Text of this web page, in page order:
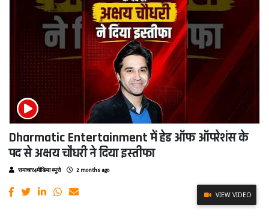
Dharmatic Entertainment में हेड ऑफ ऑपरेशंस के
पद से अक्षय चौधरी ने दिया इस्तीफा
समाचार4मीडिया ब्यूरो 2 months ago
VIEW VIDEO